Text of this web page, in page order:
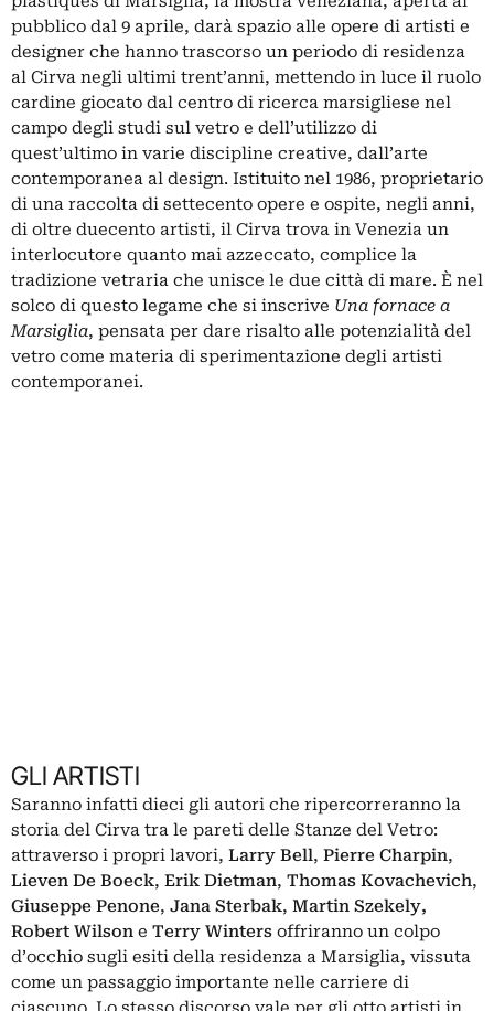
pubblico dal 9 aprile, darà spazio alle opere di artisti e
designer che hanno trascorso un periodo di residenza
al Cirva negli ultimi trent’anni, mettendo in luce il ruolo
cardine giocato dal centro di ricerca marsigliese nel
campo degli studi sul vetro e dell’utilizzo di
quest’ultimo in varie discipline creative, dall’arte
contemporanea al design. Istituito nel 1986, proprietario
di una raccolta di settecento opere e ospite, negli anni,
di oltre duecento artisti, il Cirva trova in Venezia un
interlocutore quanto mai azzeccato, complice la
tradizione vetraria che unisce le due città di mare. È nel
solco di questo legame che si inscrive Una fornace a
Marsiglia, pensata per dare risalto alle potenzialità del
vetro come materia di sperimentazione degli artisti
contemporanei.
GLI ARTISTI
Saranno infatti dieci gli autori che ripercorreranno la
storia del Cirva tra le pareti delle Stanze del Vetro:
attraverso i propri lavori, Larry Bell, Pierre Charpin,
Lieven De Boeck, Erik Dietman, Thomas Kovachevich,
Giuseppe Penone, Jana Sterbak, Martin Szekely,
Robert Wilson e Terry Winters offriranno un colpo
d’occhio sugli esiti della residenza a Marsiglia, vissuta
come un passaggio importante nelle carriere di